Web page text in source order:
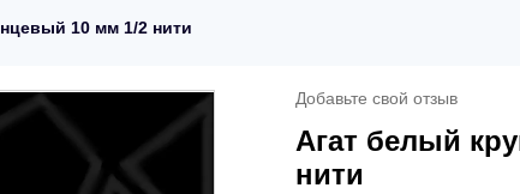
10 мм 1/2 нити
Добавьте свой отзыв
Агат белый
нити